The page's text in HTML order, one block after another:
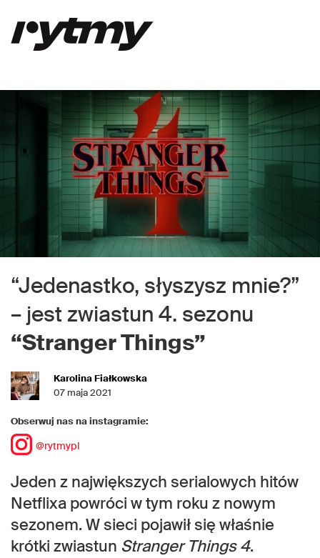
“Jedenastko, słyszysz mnie?”
– jest zwiastun 4. sezonu
“Stranger Things”
Karolina Fiałkowska
07 maja 2021
Obserwuj nas na instagramie:
@rytmypl
Jeden z największych serialowych hitów
Netflixa powróci w tym roku z nowym
sezonem. W sieci pojawił się właśnie
krótki zwiastun Stranger Things 4.